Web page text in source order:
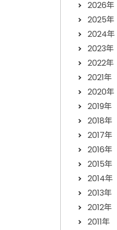
2026年
2025年
2024年
2023年
2022年
2021年
2020年
2019年
2018年
2017年
2016年
2015年
2014年
2013年
2012年
2011年